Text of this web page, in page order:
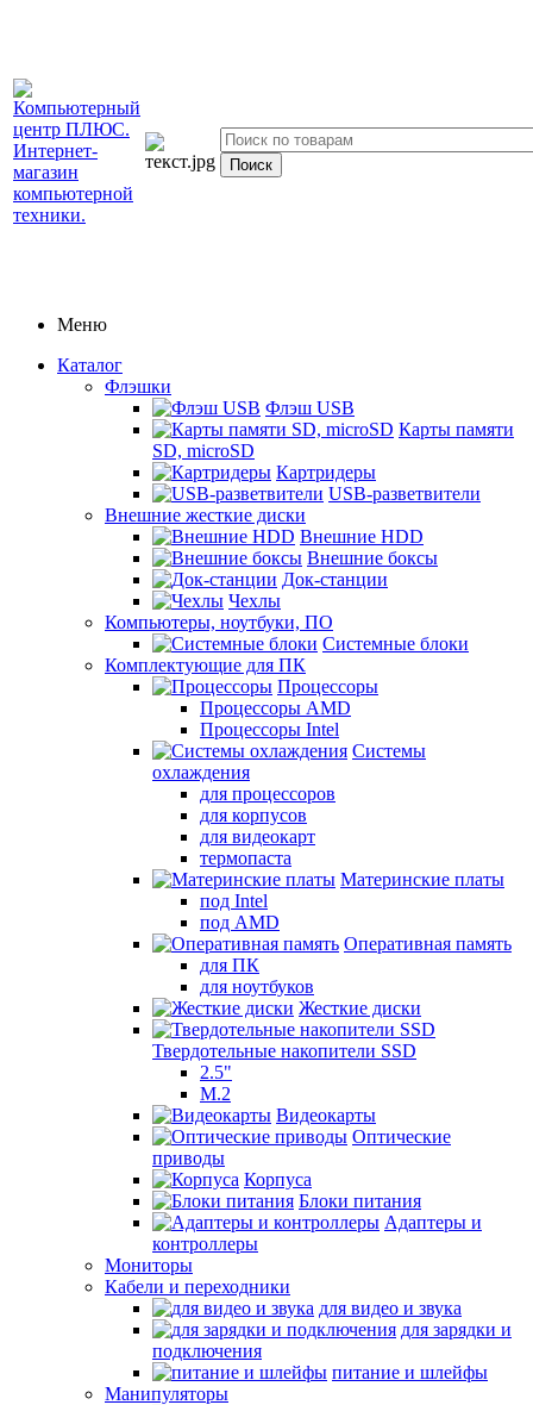
Меню
Каталог
Флэшки
Флэш USB
Карты памяти
SD, microSD
Картридеры
USB-разветвители
Внешние жесткие диски
Внешние HDD
Внешние боксы
Док-станции
Чехлы
Компьютеры, ноутбуки, ПО
Системные блоки
Комплектующие для ПК
Процессоры
Процессоры AMD
Процессоры Intel
Системы
охлаждения
для процессоров
для корпусов
для видеокарт
термопаста
Материнские платы
под Intel
под AMD
Оперативная память
для ПК
для ноутбуков
Жесткие диски
Твердотельные накопители SSD
2.5"
M.2
Видеокарты
Оптические
приводы
Корпуса
Блоки питания
Адаптеры и
контроллеры
Мониторы
Кабели и переходники
для видео и звука
для зарядки и
подключения
питание и шлейфы
Манипуляторы